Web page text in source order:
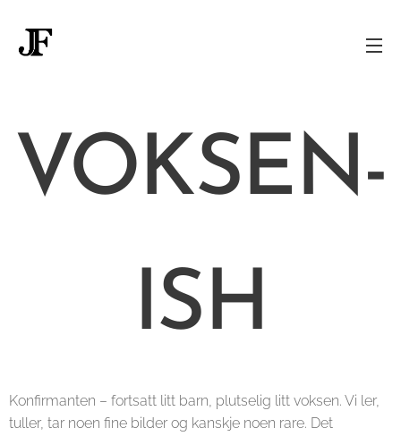
VOKSEN-
ISH
Konfirmanten – fortsatt litt barn, plutselig litt voksen. Vi ler,
tuller, tar noen fine bilder og kanskje noen rare. Det